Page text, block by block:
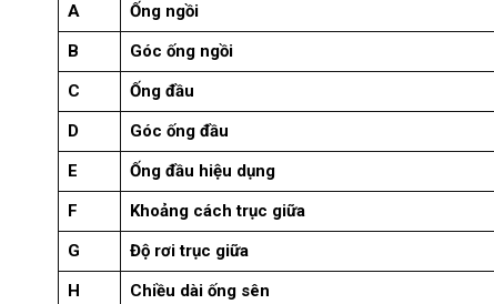
A
Ống ngồi
B
Góc ống ngồi
C
Ống đầu
D
Góc ống đầu
E
Ống đầu hiệu dụng
F
Khoảng cách trục giữa
G
Độ rơi trục giữa
H
Chiều dài ống sên